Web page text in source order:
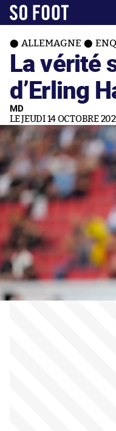
ALLEMAGNE
La vérité
d’Erling
MD
LE JEUDI 14 OCTOBRE